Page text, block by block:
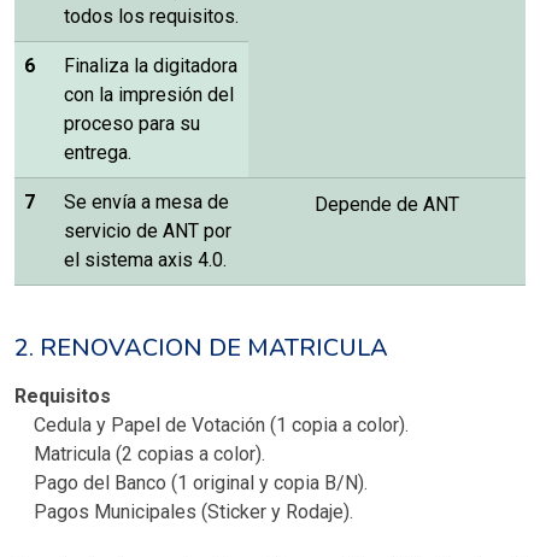
todos los requisitos.
6
Finaliza la digitadora
con la impresión del
proceso para su
entrega.
7
Se envía a mesa de
servicio de ANT por
el sistema axis 4.0.
Depende de ANT
2. RENOVACION DE MATRICULA
Requisitos
Cedula y Papel de Votación (1 copia a color).
Matricula (2 copias a color).
Pago del Banco (1 original y copia B/N).
Pagos Municipales (Sticker y Rodaje).